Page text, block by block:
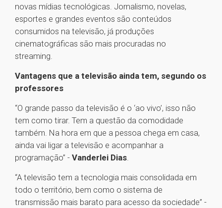
novas mídias tecnológicas. Jornalismo, novelas,
esportes e grandes eventos são conteúdos
consumidos na televisão, já produções
cinematográficas são mais procuradas no
streaming.
Vantagens que a televisão ainda tem, segundo os
professores
“O grande passo da televisão é o ‘ao vivo’, isso não
tem como tirar. Tem a questão da comodidade
também. Na hora em que a pessoa chega em casa,
ainda vai ligar a televisão e acompanhar a
programação” - Vanderlei Dias.
“A televisão tem a tecnologia mais consolidada em
todo o território, bem como o sistema de
transmissão mais barato para acesso da sociedade” -